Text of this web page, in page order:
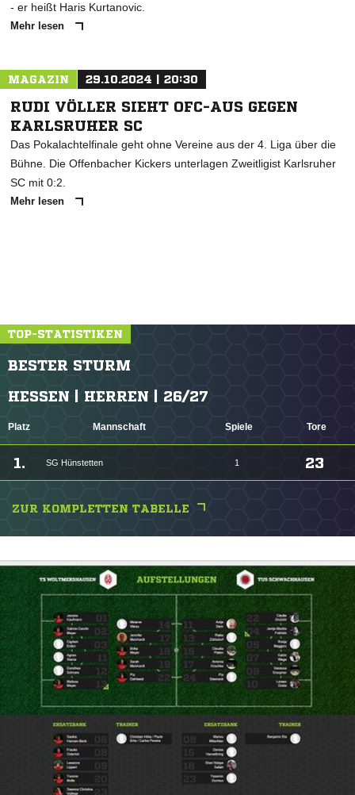
- er heißt Haris Kurtanovic.
Mehr lesen
MAGAZIN 29.10.2024 | 20:30
RUDI VÖLLER SIEHT OFC-AUS GEGEN
KARLSRUHER SC
Das Pokalachtelfinale geht ohne Vereine aus der 4. Liga über die
Bühne. Die Offenbacher Kickers unterlagen Zweitligist Karlsruher
SC mit 0:2.
Mehr lesen
TOP-STATISTIKEN
BESTER STURM
HESSEN | HERREN | 26/27
Platz Mannschaft Spiele Tore
1. SG Hünstetten 1 23
ZUR KOMPLETTEN TABELLE